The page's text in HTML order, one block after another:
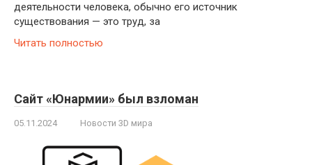
деятельности человека, обычно его источник
существования — это труд, за
Читать полностью
Сайт «Юнармии» был взломан
05.11.2024 Новости 3D мира